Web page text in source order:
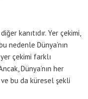
kanıtıdır. Yer çekimi,
nedenle Dünya’nın
çekimi farklı
Dünya’nın her
ve bu da küresel şekli